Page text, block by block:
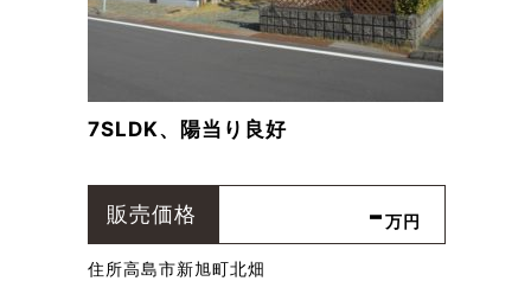
7SLDK、陽当り良好
販売価格 -万円
住所高島市新旭町北畑